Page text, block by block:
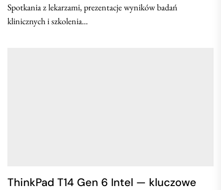
Spotkania z lekarzami, prezentacje wyników badań
klinicznych i szkolenia...
ThinkPad T14 Gen 6 Intel — kluczowe